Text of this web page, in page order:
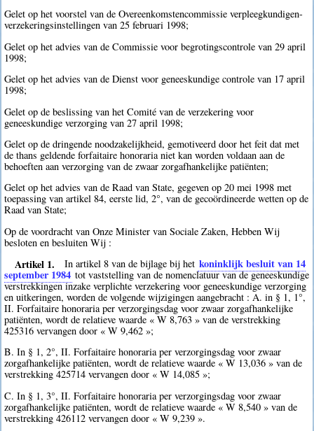
Gelet op het voorstel van de Overeenkomstencommissie verpleegkundigen-
verzekeringsinstellingen van 25 februari 1998;
Gelet op het advies van de Commissie voor begrotingscontrole van 29 april
1998;
Gelet op het advies van de Dienst voor geneeskundige controle van 17 april
1998;
Gelet op de beslissing van het Comité van de verzekering voor
geneeskundige verzorging van 27 april 1998;
Gelet op de dringende noodzakelijkheid, gemotiveerd door het feit dat met
de thans geldende forfaitaire honoraria niet kan worden voldaan aan de
behoeften aan verzorging van de zwaar zorgafhankelijke patiënten;
Gelet op het advies van de Raad van State, gegeven op 20 mei 1998 met
toepassing van artikel 84, eerste lid, 2°, van de gecoördineerde wetten op de
Raad van State;
Op de voordracht van Onze Minister van Sociale Zaken, Hebben Wij
besloten en besluiten Wij :
Artikel 1. In artikel 8 van de bijlage bij het koninklijk besluit van 14
september 1984 tot vaststelling van de nomenclatuur van de geneeskundige
verstrekkingen inzake verplichte verzekering voor geneeskundige verzorging
en uitkeringen, worden de volgende wijzigingen aangebracht : A. in § 1, 1°,
II. Forfaitaire honoraria per verzorgingsdag voor zwaar zorgafhankelijke
patiënten, wordt de relatieve waarde « W 8,763 » van de verstrekking
425316 vervangen door « W 9,462 »;
B. In § 1, 2°, II. Forfaitaire honoraria per verzorgingsdag voor zwaar
zorgafhankelijke patiënten, wordt de relatieve waarde « W 13,036 » van de
verstrekking 425714 vervangen door « W 14,085 »;
C. In § 1, 3°, II. Forfaitaire honoraria per verzorgingsdag voor zwaar
zorgafhankelijke patiënten, wordt de relatieve waarde « W 8,540 » van de
verstrekking 426112 vervangen door « W 9,239 ».